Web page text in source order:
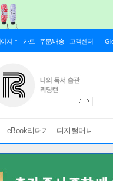
지 카트 주문/배송 고객센터
eBook리더기 디지털머니